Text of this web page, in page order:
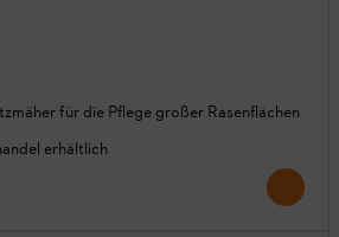
für die Pflege großer Rasenflächen
erhältlich